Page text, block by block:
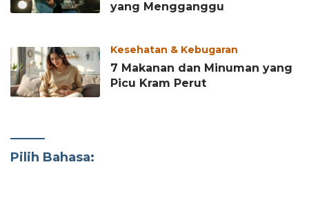
yang Mengganggu
Kesehatan & Kebugaran
7 Makanan dan Minuman yang
Picu Kram Perut
Pilih Bahasa: